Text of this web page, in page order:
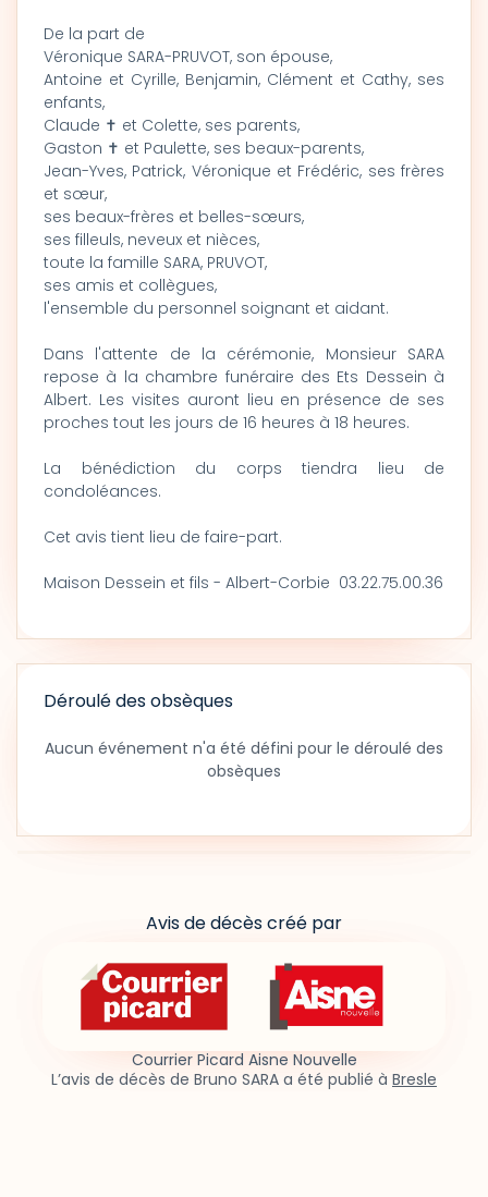
De la part de
Véronique SARA-PRUVOT, son épouse,
Antoine et Cyrille, Benjamin, Clément et Cathy, ses
enfants,
Claude ✝ et Colette, ses parents,
Gaston ✝ et Paulette, ses beaux-parents,
Jean-Yves, Patrick, Véronique et Frédéric, ses frères
et sœur,
ses beaux-frères et belles-sœurs,
ses filleuls, neveux et nièces,
toute la famille SARA, PRUVOT,
ses amis et collègues,
l'ensemble du personnel soignant et aidant.
Dans l'attente de la cérémonie, Monsieur SARA
repose à la chambre funéraire des Ets Dessein à
Albert. Les visites auront lieu en présence de ses
proches tout les jours de 16 heures à 18 heures.
La bénédiction du corps tiendra lieu de
condoléances.
Cet avis tient lieu de faire-part.
Maison Dessein et fils - Albert-Corbie 03.22.75.00.36
Déroulé des obsèques
Aucun événement n'a été défini pour le déroulé des
obsèques
Avis de décès créé par
Courrier Picard Aisne Nouvelle
L’avis de décès de Bruno SARA a été publié à Bresle